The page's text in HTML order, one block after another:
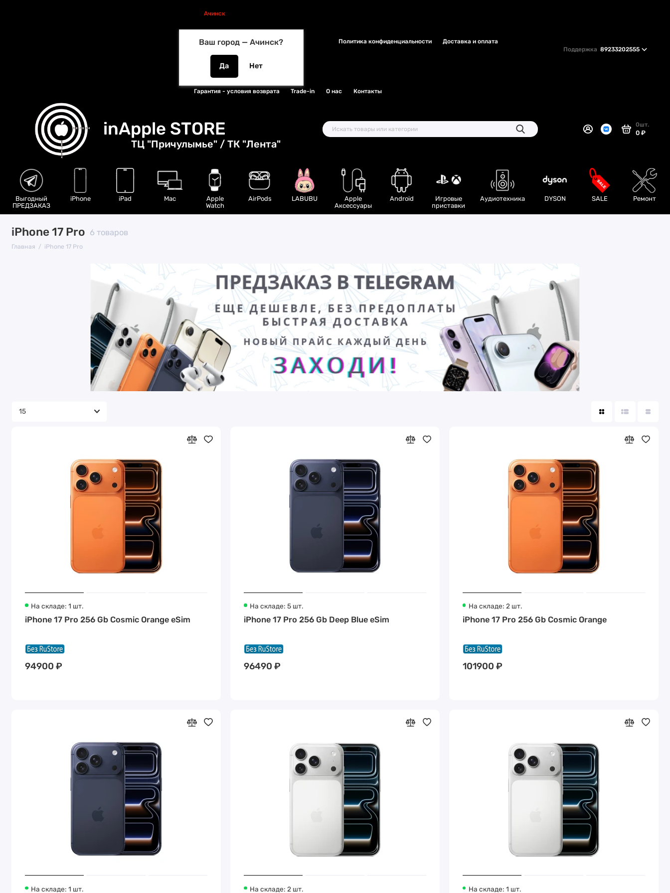
Ачинск
Ваш город —Ачинск? Политика конфиденциальности Доставка и оплата
Гарантия - условия возврата Trade-in О нас Контакты
Поддержка 89233202555
inApple STORE
ТЦ "Причулымье" / ТК "Лента"
0шт.
0 ₽
Выгодный
ПРЕДЗАКАЗ
iPhone iPad Mac
Apple
Watch
AirPods LABUBU
Apple
Аксессуары
Android
Игровые
приставки
Аудиотехника DYSON SALE Ремонт
iPhone 17 Pro 6 товаров
Главная iPhone 17 Pro
На складе: 1 шт.
iPhone 17 Pro 256 Gb Cosmic Orange eSim
94900 ₽
На складе: 5 шт.
iPhone 17 Pro 256 Gb Deep Blue eSim
96490 ₽
На складе: 2 шт.
iPhone 17 Pro 256 Gb Cosmic Orange
101900 ₽
На складе: 1 шт. На складе: 2 шт. На складе: 1 шт.